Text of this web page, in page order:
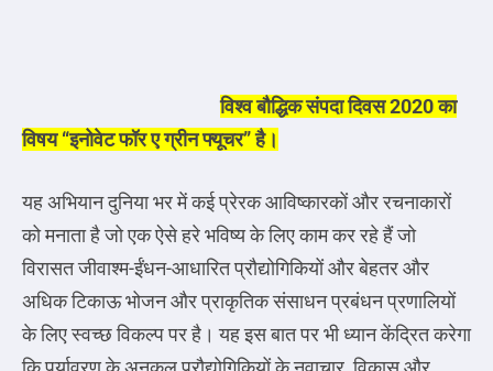
विश्व बौद्धिक संपदा दिवस 2020 का
विषय “इनोवेट फॉर ए ग्रीन फ्यूचर” है।
यह अभियान दुनिया भर में कई प्रेरक आविष्कारकों और रचनाकारों
को मनाता है जो एक ऐसे हरे भविष्य के लिए काम कर रहे हैं जो
विरासत जीवाश्म-ईंधन-आधारित प्रौद्योगिकियों और बेहतर और
अधिक टिकाऊ भोजन और प्राकृतिक संसाधन प्रबंधन प्रणालियों
के लिए स्वच्छ विकल्प पर है। यह इस बात पर भी ध्यान केंद्रित करेगा